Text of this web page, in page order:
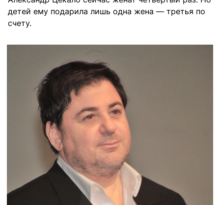
детей ему подарила лишь одна жена — третья по
счету.